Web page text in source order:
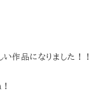
い作品になりました！！